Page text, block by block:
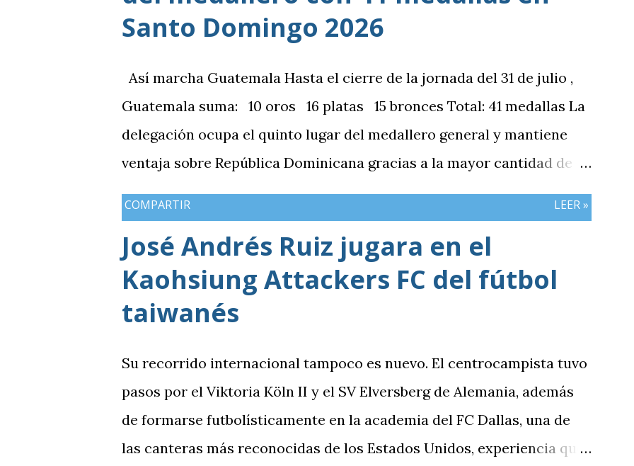
Santo Domingo 2026
Así marcha Guatemala Hasta el cierre de la jornada del 31 de julio ,
Guatemala suma: 10 oros 16 platas 15 bronces Total: 41 medallas La
delegación ocupa el quinto lugar del medallero general y mantiene
ventaja sobre República Dominicana gracias a la mayor cantidad de
medallas de plata, aunque ambos países registran el mismo número
de oros (10).
COMPARTIR LEER »
José Andrés Ruiz jugara en el
Kaohsiung Attackers FC del fútbol
taiwanés
Su recorrido internacional tampoco es nuevo. El centrocampista tuvo
pasos por el Viktoria Köln II y el SV Elversberg de Alemania, además
de formarse futbolísticamente en la academia del FC Dallas, una de
las canteras más reconocidas de los Estados Unidos, experiencia que